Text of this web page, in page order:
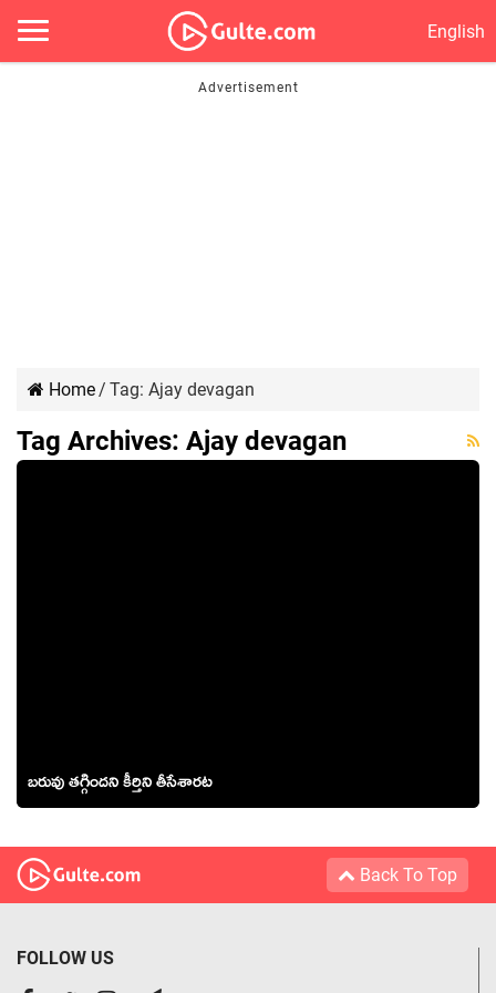
English
Home/ Tag: Ajay devagan
Tag Archives: Ajay devagan
బ‌రువు త‌గ్గింద‌ని కీర్తిని తీసేశార‌ట‌
Back To Top
FOLLOW US